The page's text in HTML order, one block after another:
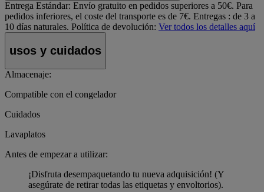
Entrega Estándar: Envío gratuito en pedidos superiores a 50€. Para
pedidos inferiores, el coste del transporte es de 7€. Entregas : de 3 a
10 días naturales. Política de devolución: Ver todos los detalles aquí
usos y cuidados
Almacenaje:
Compatible con el congelador
Cuidados
Lavaplatos
Antes de empezar a utilizar:
¡Disfruta desempaquetando tu nueva adquisición! (Y
asegúrate de retirar todas las etiquetas y envoltorios).